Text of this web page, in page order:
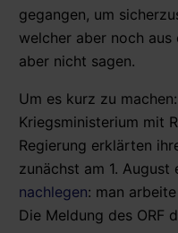
gegangen, um
welcher aber noch
aber nicht sagen.
Um es kurz zu
Kriegsministerium mit
Regierung erklärten
zunächst am 1.
nachlegen: man
Die Meldung des ORF